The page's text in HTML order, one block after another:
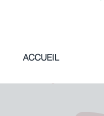
ACCUEIL